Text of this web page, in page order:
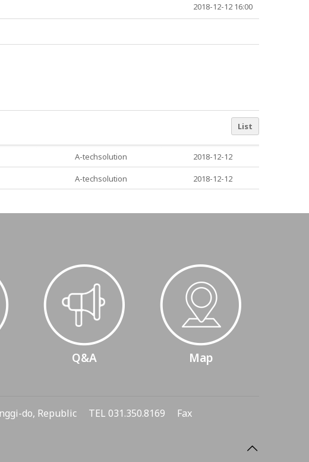
2018-12-12 16:00
List
A-techsolution 2018-12-12
A-techsolution 2018-12-12
Q&A Map
do, Republic TEL 031.350.8169 Fax